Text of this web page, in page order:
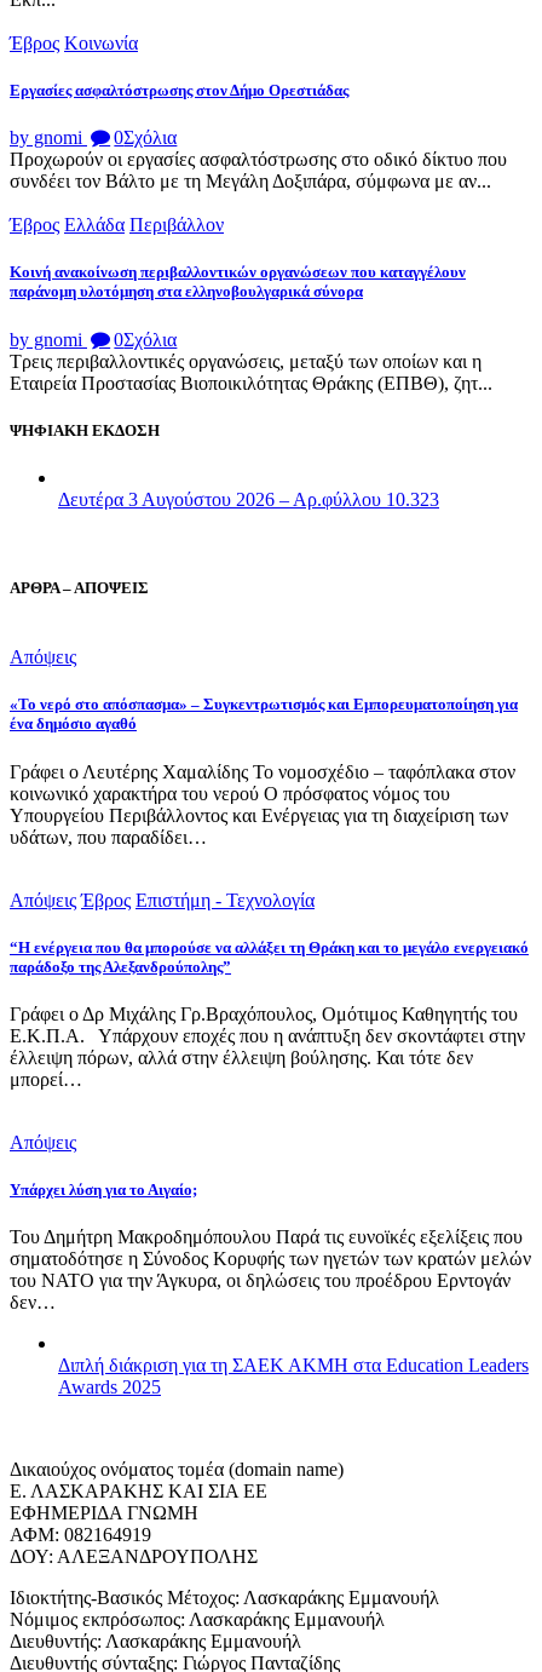
Έβρος Κοινωνία
Εργασίες ασφαλτόστρωσης στον Δήμο Ορεστιάδας
by gnomi 0Σχόλια
Προχωρούν οι εργασίες ασφαλτόστρωσης στο οδικό δίκτυο που
συνδέει τον Βάλτο με τη Μεγάλη Δοξιπάρα, σύμφωνα με αν...
Έβρος Ελλάδα Περιβάλλον
Κοινή ανακοίνωση περιβαλλοντικών οργανώσεων που καταγγέλουν
παράνομη υλοτόμηση στα ελληνοβουλγαρικά σύνορα
by gnomi 0Σχόλια
Τρεις περιβαλλοντικές οργανώσεις, μεταξύ των οποίων και η
Εταιρεία Προστασίας Βιοποικιλότητας Θράκης (ΕΠΒΘ), ζητ...
ΨΗΦΙΑΚΗ ΕΚΔΟΣΗ
Δευτέρα 3 Αυγούστου 2026 – Αρ.φύλλου 10.323
ΑΡΘΡΑ – ΑΠΟΨΕΙΣ
Απόψεις
«Το νερό στο απόσπασμα» – Συγκεντρωτισμός και Εμπορευματοποίηση για
ένα δημόσιο αγαθό
Γράφει ο Λευτέρης Χαμαλίδης Το νομοσχέδιο – ταφόπλακα στον
κοινωνικό χαρακτήρα του νερού Ο πρόσφατος νόμος του
Υπουργείου Περιβάλλοντος και Ενέργειας για τη διαχείριση των
υδάτων, που παραδίδει…
Απόψεις Έβρος Επιστήμη - Τεχνολογία
“Η ενέργεια που θα μπορούσε να αλλάξει τη Θράκη και το μεγάλο ενεργειακό
παράδοξο της Αλεξανδρούπολης”
Γράφει ο Δρ Μιχάλης Γρ.Βραχόπουλος, Ομότιμος Καθηγητής του
Ε.Κ.Π.Α. Υπάρχουν εποχές που η ανάπτυξη δεν σκοντάφτει στην
έλλειψη πόρων, αλλά στην έλλειψη βούλησης. Και τότε δεν
μπορεί…
Απόψεις
Υπάρχει λύση για το Αιγαίο;
Του Δημήτρη Μακροδημόπουλου Παρά τις ευνοϊκές εξελίξεις που
σηματοδότησε η Σύνοδος Κορυφής των ηγετών των κρατών μελών
του ΝΑΤΟ για την Άγκυρα, οι δηλώσεις του προέδρου Ερντογάν
δεν…
Διπλή διάκριση για τη ΣΑΕΚ ΑΚΜΗ στα Education Leaders
Awards 2025
Δικαιούχος ονόματος τομέα (domain name)
Ε. ΛΑΣΚΑΡΑΚΗΣ ΚΑΙ ΣΙΑ ΕΕ
ΕΦΗΜΕΡΙΔΑ ΓΝΩΜΗ
ΑΦΜ: 082164919
ΔΟΥ: ΑΛΕΞΑΝΔΡΟΥΠΟΛΗΣ
Ιδιοκτήτης-Βασικός Μέτοχος: Λασκαράκης Εμμανουήλ
Νόμιμος εκπρόσωπος: Λασκαράκης Εμμανουήλ
Διευθυντής: Λασκαράκης Εμμανουήλ
Διευθυντής σύνταξης: Γιώργος Πανταζίδης